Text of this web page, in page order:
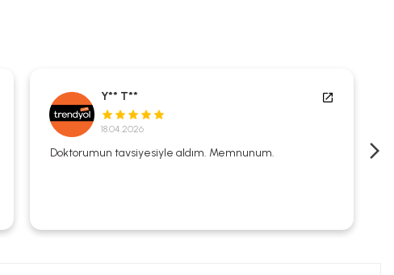
Y** T**
18.04.2026
Doktorumun tavsiyesiyle aldım. Memnunum.